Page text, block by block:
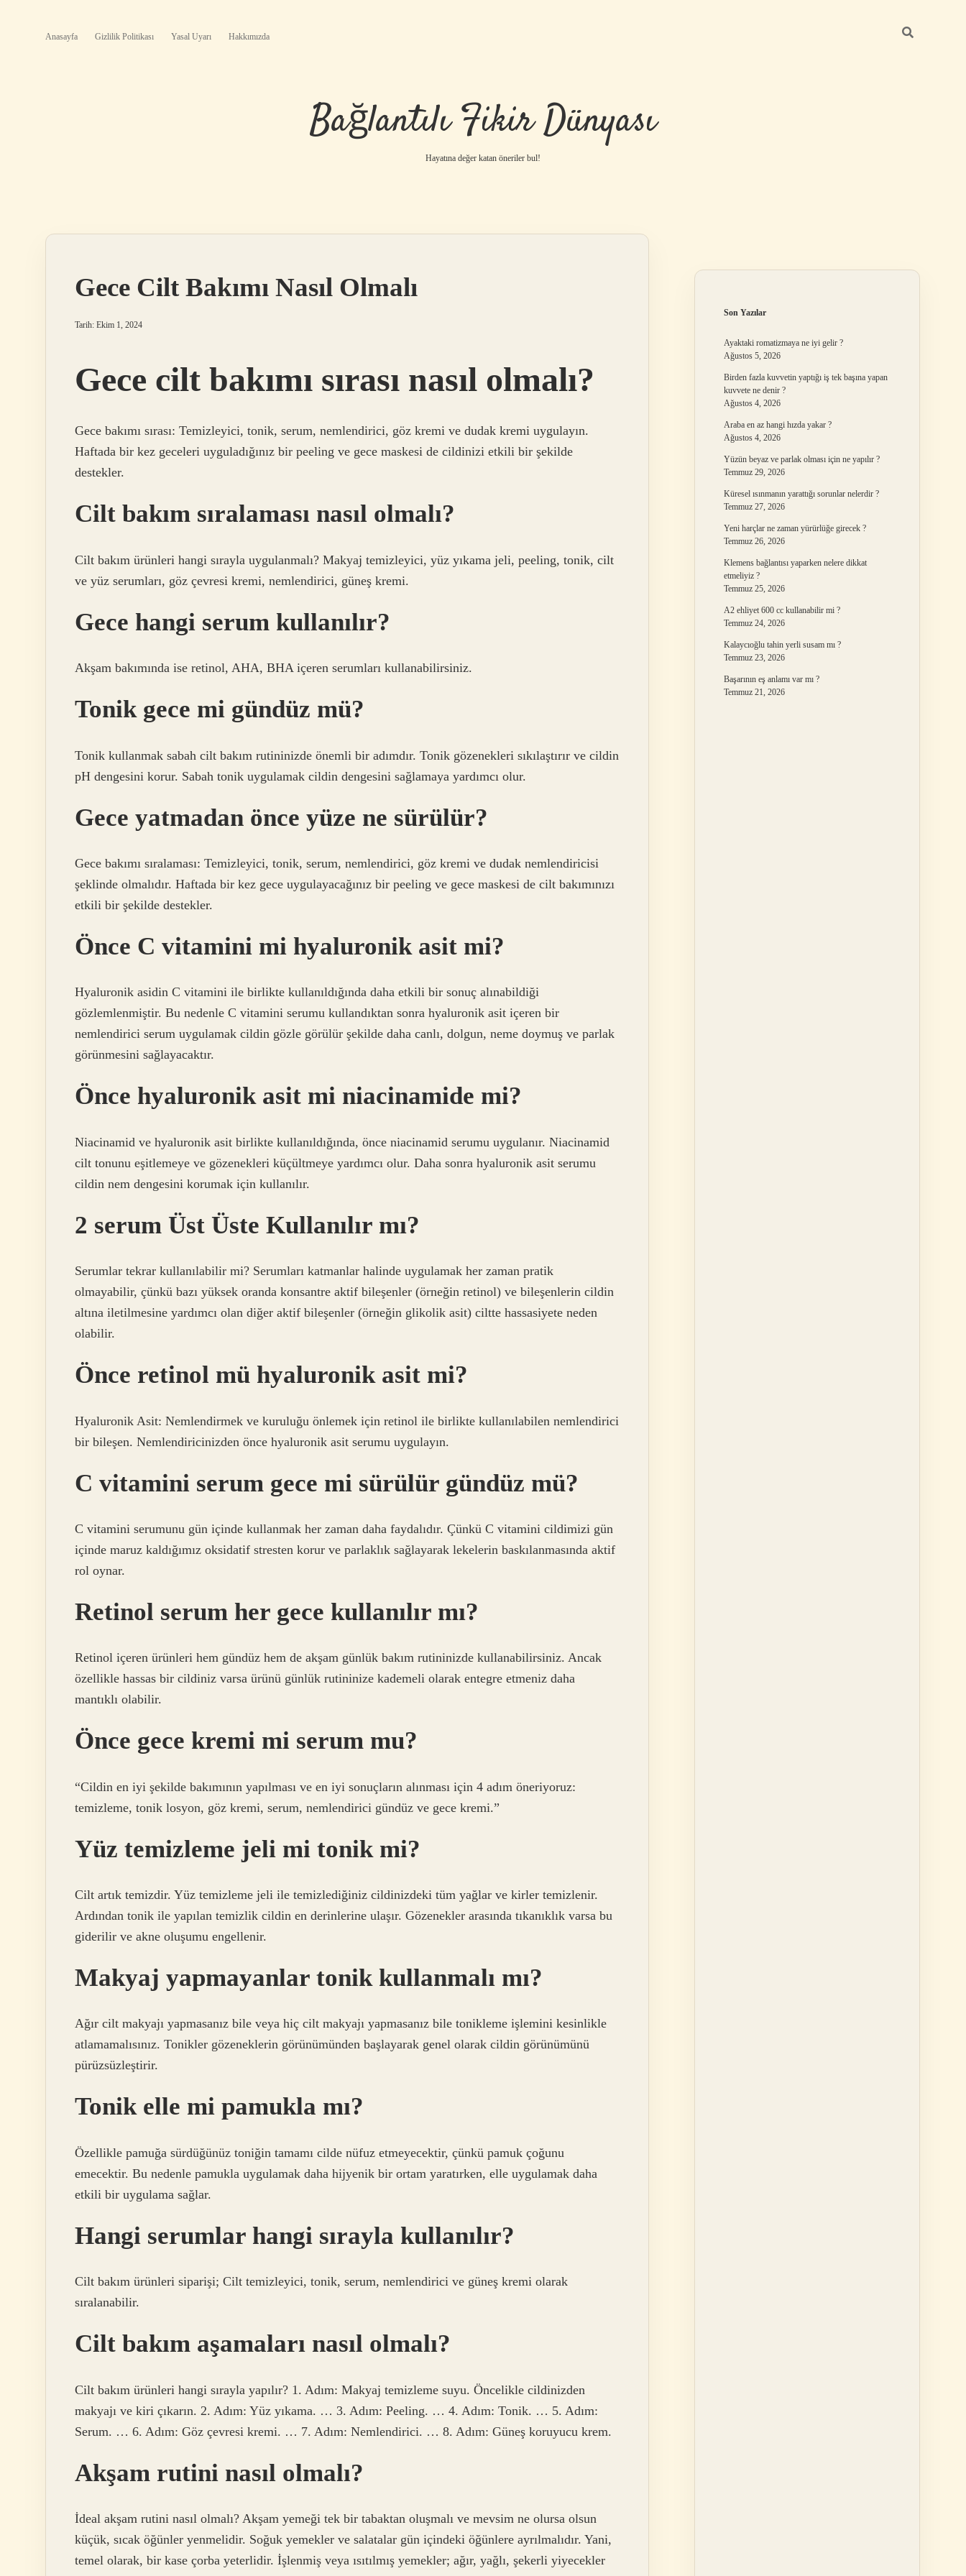
Anasayfa Gizlilik Politikası Yasal Uyarı Hakkımızda
Bağlantılı Fikir Dünyası
Hayatına değer katan öneriler bul!
Gece Cilt Bakımı Nasıl Olmalı
Tarih: Ekim 1, 2024
Gece cilt bakımı sırası nasıl olmalı?
Gece bakımı sırası: Temizleyici, tonik, serum, nemlendirici, göz kremi ve dudak kremi uygulayın.
Haftada bir kez geceleri uyguladığınız bir peeling ve gece maskesi de cildinizi etkili bir şekilde
destekler.
Cilt bakım sıralaması nasıl olmalı?
Cilt bakım ürünleri hangi sırayla uygulanmalı? Makyaj temizleyici, yüz yıkama jeli, peeling, tonik, cilt
ve yüz serumları, göz çevresi kremi, nemlendirici, güneş kremi.
Gece hangi serum kullanılır?
Akşam bakımında ise retinol, AHA, BHA içeren serumları kullanabilirsiniz.
Tonik gece mi gündüz mü?
Tonik kullanmak sabah cilt bakım rutininizde önemli bir adımdır. Tonik gözenekleri sıkılaştırır ve cildin
pH dengesini korur. Sabah tonik uygulamak cildin dengesini sağlamaya yardımcı olur.
Gece yatmadan önce yüze ne sürülür?
Gece bakımı sıralaması: Temizleyici, tonik, serum, nemlendirici, göz kremi ve dudak nemlendiricisi
şeklinde olmalıdır. Haftada bir kez gece uygulayacağınız bir peeling ve gece maskesi de cilt bakımınızı
etkili bir şekilde destekler.
Önce C vitamini mi hyaluronik asit mi?
Hyaluronik asidin C vitamini ile birlikte kullanıldığında daha etkili bir sonuç alınabildiği
gözlemlenmiştir. Bu nedenle C vitamini serumu kullandıktan sonra hyaluronik asit içeren bir
nemlendirici serum uygulamak cildin gözle görülür şekilde daha canlı, dolgun, neme doymuş ve parlak
görünmesini sağlayacaktır.
Önce hyaluronik asit mi niacinamide mi?
Niacinamid ve hyaluronik asit birlikte kullanıldığında, önce niacinamid serumu uygulanır. Niacinamid
cilt tonunu eşitlemeye ve gözenekleri küçültmeye yardımcı olur. Daha sonra hyaluronik asit serumu
cildin nem dengesini korumak için kullanılır.
2 serum Üst Üste Kullanılır mı?
Serumlar tekrar kullanılabilir mi? Serumları katmanlar halinde uygulamak her zaman pratik
olmayabilir, çünkü bazı yüksek oranda konsantre aktif bileşenler (örneğin retinol) ve bileşenlerin cildin
altına iletilmesine yardımcı olan diğer aktif bileşenler (örneğin glikolik asit) ciltte hassasiyete neden
olabilir.
Önce retinol mü hyaluronik asit mi?
Hyaluronik Asit: Nemlendirmek ve kuruluğu önlemek için retinol ile birlikte kullanılabilen nemlendirici
bir bileşen. Nemlendiricinizden önce hyaluronik asit serumu uygulayın.
C vitamini serum gece mi sürülür gündüz mü?
C vitamini serumunu gün içinde kullanmak her zaman daha faydalıdır. Çünkü C vitamini cildimizi gün
içinde maruz kaldığımız oksidatif stresten korur ve parlaklık sağlayarak lekelerin baskılanmasında aktif
rol oynar.
Retinol serum her gece kullanılır mı?
Retinol içeren ürünleri hem gündüz hem de akşam günlük bakım rutininizde kullanabilirsiniz. Ancak
özellikle hassas bir cildiniz varsa ürünü günlük rutininize kademeli olarak entegre etmeniz daha
mantıklı olabilir.
Önce gece kremi mi serum mu?
“Cildin en iyi şekilde bakımının yapılması ve en iyi sonuçların alınması için 4 adım öneriyoruz:
temizleme, tonik losyon, göz kremi, serum, nemlendirici gündüz ve gece kremi.”
Yüz temizleme jeli mi tonik mi?
Cilt artık temizdir. Yüz temizleme jeli ile temizlediğiniz cildinizdeki tüm yağlar ve kirler temizlenir.
Ardından tonik ile yapılan temizlik cildin en derinlerine ulaşır. Gözenekler arasında tıkanıklık varsa bu
giderilir ve akne oluşumu engellenir.
Makyaj yapmayanlar tonik kullanmalı mı?
Ağır cilt makyajı yapmasanız bile veya hiç cilt makyajı yapmasanız bile tonikleme işlemini kesinlikle
atlamamalısınız. Tonikler gözeneklerin görünümünden başlayarak genel olarak cildin görünümünü
pürüzsüzleştirir.
Tonik elle mi pamukla mı?
Özellikle pamuğa sürdüğünüz toniğin tamamı cilde nüfuz etmeyecektir, çünkü pamuk çoğunu
emecektir. Bu nedenle pamukla uygulamak daha hijyenik bir ortam yaratırken, elle uygulamak daha
etkili bir uygulama sağlar.
Hangi serumlar hangi sırayla kullanılır?
Cilt bakım ürünleri siparişi; Cilt temizleyici, tonik, serum, nemlendirici ve güneş kremi olarak
sıralanabilir.
Cilt bakım aşamaları nasıl olmalı?
Cilt bakım ürünleri hangi sırayla yapılır? 1. Adım: Makyaj temizleme suyu. Öncelikle cildinizden
makyajı ve kiri çıkarın. 2. Adım: Yüz yıkama. … 3. Adım: Peeling. … 4. Adım: Tonik. … 5. Adım:
Serum. … 6. Adım: Göz çevresi kremi. … 7. Adım: Nemlendirici. … 8. Adım: Güneş koruyucu krem.
Akşam rutini nasıl olmalı?
İdeal akşam rutini nasıl olmalı? Akşam yemeği tek bir tabaktan oluşmalı ve mevsim ne olursa olsun
küçük, sıcak öğünler yenmelidir. Soğuk yemekler ve salatalar gün içindeki öğünlere ayrılmalıdır. Yani,
temel olarak, bir kase çorba yeterlidir. İşlenmiş veya ısıtılmış yemekler; ağır, yağlı, şekerli yiyecekler
Son Yazılar
Ayaktaki romatizmaya ne iyi gelir ?
Ağustos 5, 2026
Birden fazla kuvvetin yaptığı iş tek başına yapan
kuvvete ne denir ?
Ağustos 4, 2026
Araba en az hangi hızda yakar ?
Ağustos 4, 2026
Yüzün beyaz ve parlak olması için ne yapılır ?
Temmuz 29, 2026
Küresel ısınmanın yarattığı sorunlar nelerdir ?
Temmuz 27, 2026
Yeni harçlar ne zaman yürürlüğe girecek ?
Temmuz 26, 2026
Klemens bağlantısı yaparken nelere dikkat
etmeliyiz ?
Temmuz 25, 2026
A2 ehliyet 600 cc kullanabilir mi ?
Temmuz 24, 2026
Kalaycıoğlu tahin yerli susam mı ?
Temmuz 23, 2026
Başarının eş anlamı var mı ?
Temmuz 21, 2026